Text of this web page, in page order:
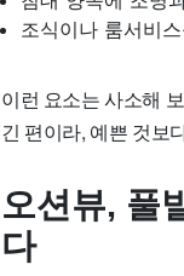
조식이나 룸서비
이런 요소는 사소해
긴 편이라, 예쁜 것보
오션뷰, 풀
다